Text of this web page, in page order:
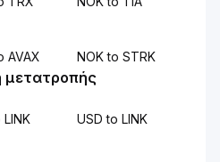
AVAX NOK to STRK
μετατροπής
LINK USD to LINK